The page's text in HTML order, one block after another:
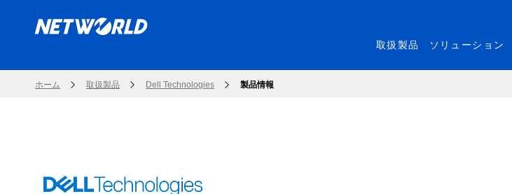
取扱製品 ソリューション
ホーム 取扱製品 Dell Technologies 製品情報